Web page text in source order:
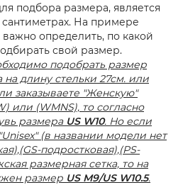
подбора размера, является
На примере
определить, по какой
свой размер.
подобрать размер
на длину стельки 27см. или
заказываете "Женскую"
или (WMNS), то согласно
размера US W10. Но если
(в названии модели нет
подростковая),(PS-
размерная сетка, то на
размер US M9/US W10.5.